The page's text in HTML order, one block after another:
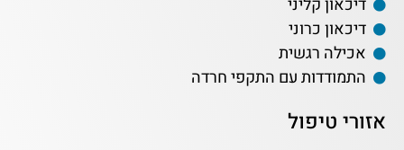
דיכאון קליני
דיכאון כרוני
אכילה רגשית
התמודדות עם התקפי חרדה
אזורי טיפול